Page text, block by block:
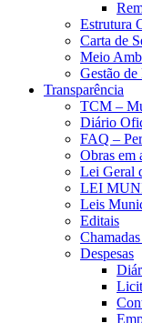
Estrutura
Carta de
Meio
Gestão de
Transparência
TCM –
Diário
FAQ –
Obras em
Lei Geral
LEI
Leis
Editais
Despesas